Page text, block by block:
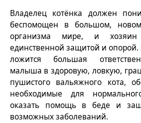
Владелец котёнка должен
беспомощен в большом,
организма мире, и хозяин
единственной защитой и
ложится большая
малыша в здоровую, ловкую,
пушистого вальяжного кота,
необходимые для
оказать помощь в беде и
возможных заболеваний.